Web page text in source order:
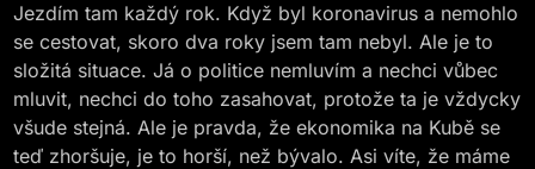
Jezdím tam každý rok. Když byl koronavirus a nemohlo
se cestovat, skoro dva roky jsem tam nebyl. Ale je to
složitá situace. Já o politice nemluvím a nechci vůbec
mluvit, nechci do toho zasahovat, protože ta je vždycky
všude stejná. Ale je pravda, že ekonomika na Kubě se
teď zhoršuje, je to horší, než bývalo. Asi víte, že máme